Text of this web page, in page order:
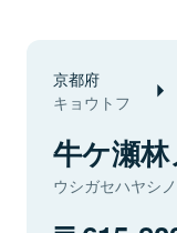
京都府
キョウトフ
牛ケ瀬
ウシガセハヤシ